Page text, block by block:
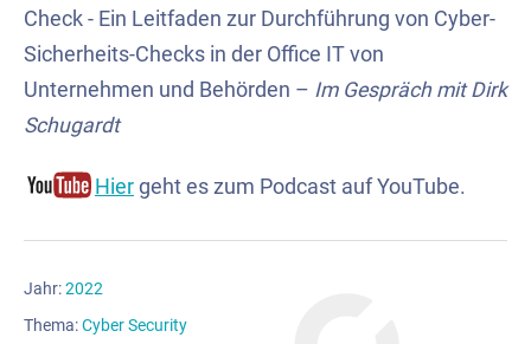
Check - Ein Leitfaden zur Durchführung von Cyber-
Sicherheits-Checks in der Office IT von
Unternehmen und Behörden – Im Gespräch mit Dirk
Schugardt
Hier geht es zum Podcast auf YouTube.
Jahr:2022
Thema:Cyber Security